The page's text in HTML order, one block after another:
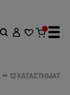
12 ΚΑΤΑΣΤΗΜΑΤΑ
12 ΚΑΤΑΣΤΗΜΑΤΑ